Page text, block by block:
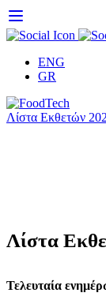
Skip
to
content
ENG
GR
Λίστα Εκθετών
Λίστα
Τελευταία